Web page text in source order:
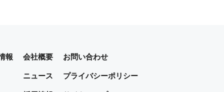
報
会社概要
ニュース
お問い合わせ
プライバシーポリシー